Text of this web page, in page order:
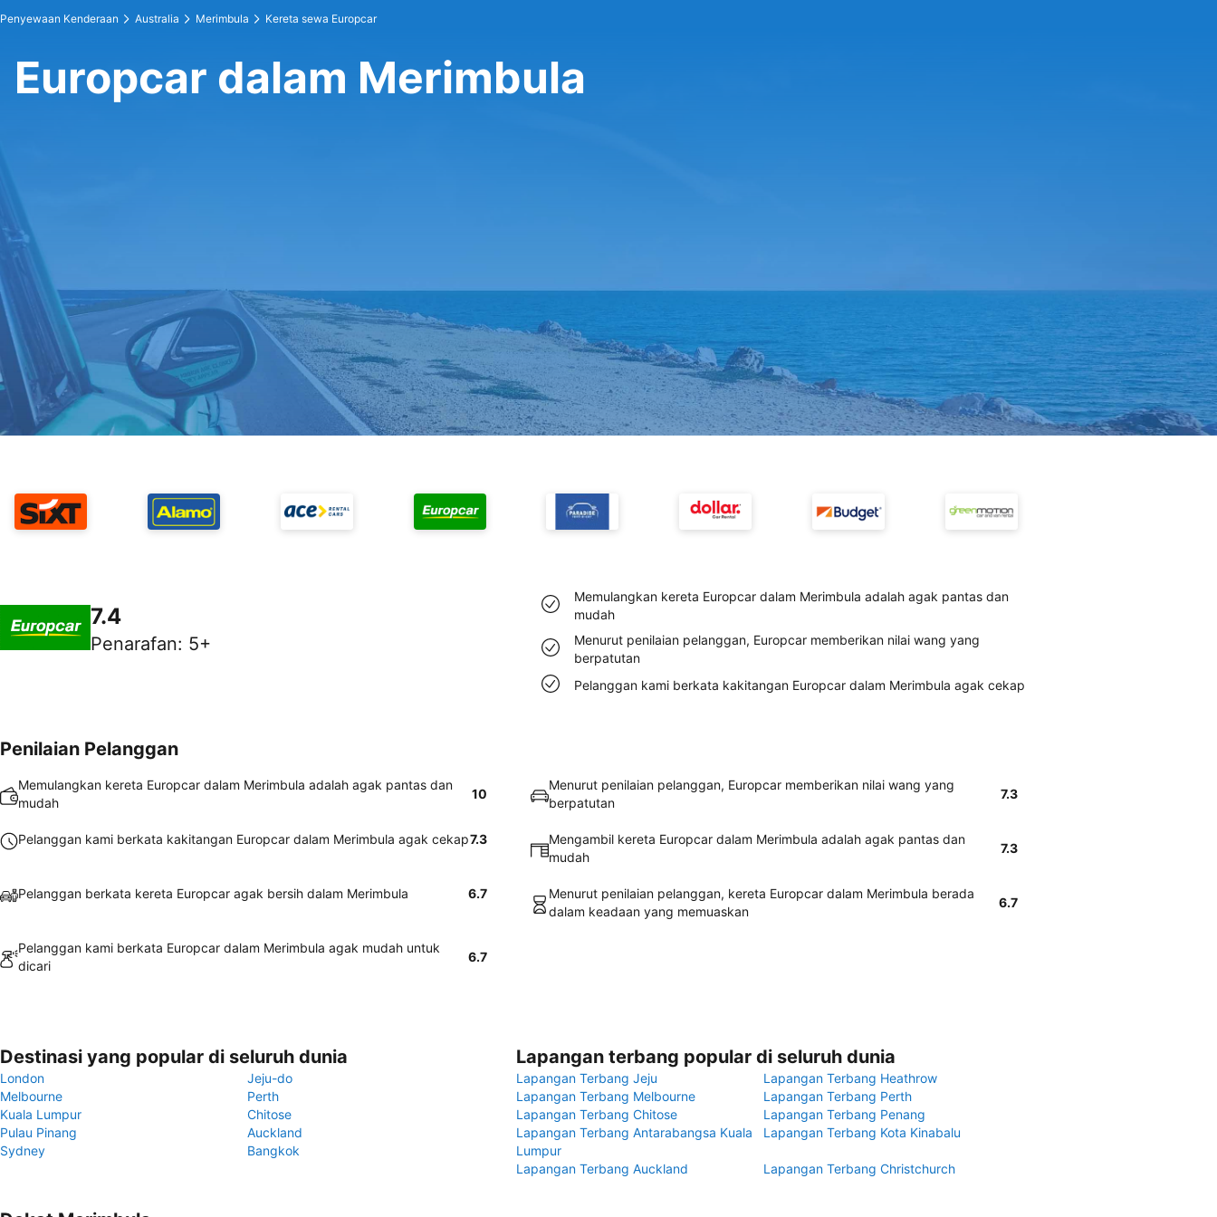
Penyewaan Kenderaan Australia Merimbula Kereta sewa Europcar
Europcar dalam Merimbula
7.4
Penarafan: 5+
Memulangkan kereta Europcar dalam Merimbula adalah agak pantas dan
mudah
Menurut penilaian pelanggan, Europcar memberikan nilai wang yang
berpatutan
Pelanggan kami berkata kakitangan Europcar dalam Merimbula agak cekap
Penilaian Pelanggan
Memulangkan kereta Europcar dalam Merimbula adalah agak pantas dan
mudah
10
Menurut penilaian pelanggan, Europcar memberikan nilai wang yang
berpatutan
7.3
Pelanggan kami berkata kakitangan Europcar dalam Merimbula agak cekap7.3
Mengambil kereta Europcar dalam Merimbula adalah agak pantas dan
mudah
7.3
Pelanggan berkata kereta Europcar agak bersih dalam Merimbula 6.7
Menurut penilaian pelanggan, kereta Europcar dalam Merimbula berada
dalam keadaan yang memuaskan
6.7
Pelanggan kami berkata Europcar dalam Merimbula agak mudah untuk
dicari
6.7
Destinasi yang popular di seluruh dunia
London
Jeju-do
Melbourne
Perth
Kuala Lumpur
Chitose
Pulau Pinang
Auckland
Sydney
Bangkok
Lapangan terbang popular di seluruh dunia
Lapangan Terbang Jeju
Lapangan Terbang Heathrow
Lapangan Terbang Melbourne
Lapangan Terbang Perth
Lapangan Terbang Chitose
Lapangan Terbang Penang
Lapangan Terbang Antarabangsa Kuala
Lumpur
Lapangan Terbang Kota Kinabalu
Lapangan Terbang Auckland Lapangan Terbang Christchurch